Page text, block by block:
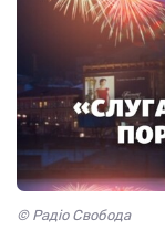
© Радіо Свобода